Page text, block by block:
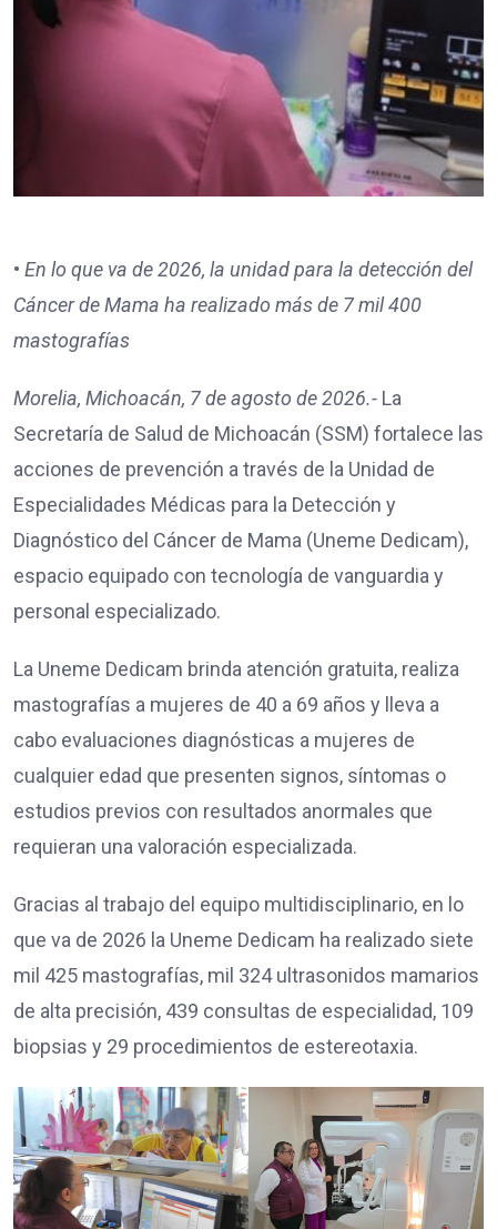
•⁠ ⁠En lo que va de 2026, la unidad para la detección del
Cáncer de Mama ha realizado más de 7 mil 400
mastografías
Morelia, Michoacán, 7 de agosto de 2026.- La
Secretaría de Salud de Michoacán (SSM) fortalece las
acciones de prevención a través de la Unidad de
Especialidades Médicas para la Detección y
Diagnóstico del Cáncer de Mama (Uneme Dedicam),
espacio equipado con tecnología de vanguardia y
personal especializado.
La Uneme Dedicam brinda atención gratuita, realiza
mastografías a mujeres de 40 a 69 años y lleva a
cabo evaluaciones diagnósticas a mujeres de
cualquier edad que presenten signos, síntomas o
estudios previos con resultados anormales que
requieran una valoración especializada.
Gracias al trabajo del equipo multidisciplinario, en lo
que va de 2026 la Uneme Dedicam ha realizado siete
mil 425 mastografías, mil 324 ultrasonidos mamarios
de alta precisión, 439 consultas de especialidad, 109
biopsias y 29 procedimientos de estereotaxia.